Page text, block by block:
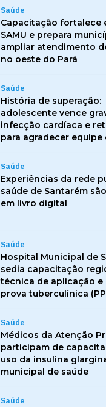
Saúde
Capacitação fortalece
SAMU e prepara
ampliar atendimento
no oeste do Pará
Saúde
História de superação:
adolescente vence
infecção cardíaca e
para agradecer equipe
Saúde
Experiências da rede
saúde de Santarém
em livro digital
Saúde
Hospital Municipal de
sedia capacitação
técnica de aplicação e
prova tuberculínica
Saúde
Médicos da Atenção
participam de
uso da insulina
municipal de saúde
Saúde